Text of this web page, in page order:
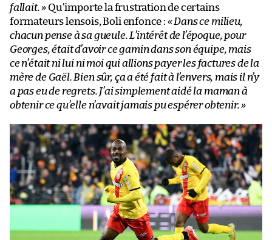
fallait. » Qu’importe la frustration de certains
formateurs lensois, Boli enfonce : « Dans ce milieu,
chacun pense à sa gueule. L’intérêt de l’époque, pour
Georges, était d’avoir ce gamin dans son équipe, mais
ce n’était ni lui ni moi qui allions payer les factures de la
mère de Gaël. Bien sûr, ça a été fait à l’envers, mais il n’y
a pas eu de regrets. J’ai simplement aidé la maman à
obtenir ce qu’elle n’avait jamais pu espérer obtenir. »